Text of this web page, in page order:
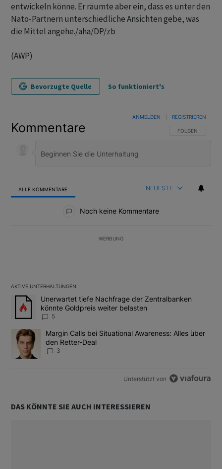
entwickeln könne. Er räumte aber ein, dass es unter den
Nato-Partnern unterschiedliche Ansichten gebe, was
die Mittel angehe./aha/DP/zb
(AWP)
Bevorzugte Quelle So funktioniert's
Kommentare FOLGE DIESER
FOLGEN
ANMELDEN REGISTRIEREN
ALLE KOMMENTARE NEUESTE
Noch keine Kommentare
WERBUNG
AKTIVE UNTERHALTUNGEN
Das Folgende ist eine Liste der am meisten kommentierten
Ein Trendartikel mit dem Titel "Unerwartet tiefe Nachfrage der
Unerwartet tiefe Nachfrage der Zentralbanken
könnte Goldpreis weiter belasten
5
Ein Trendartikel mit dem Titel "Margin Calls bei Situational
Margin Calls bei Situational Awareness: Alles über
den Retter-Deal
3
Unterstützt von
DAS KÖNNTE SIE AUCH INTERESSIEREN